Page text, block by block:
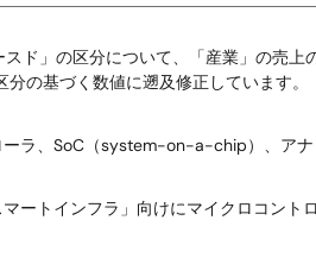
ド」の区分について、「産業」の売
の基づく数値に遡及修正しています。
ラ、SoC（system-on-a-chip）、アナ
ートインフラ」向けにマイクロコント